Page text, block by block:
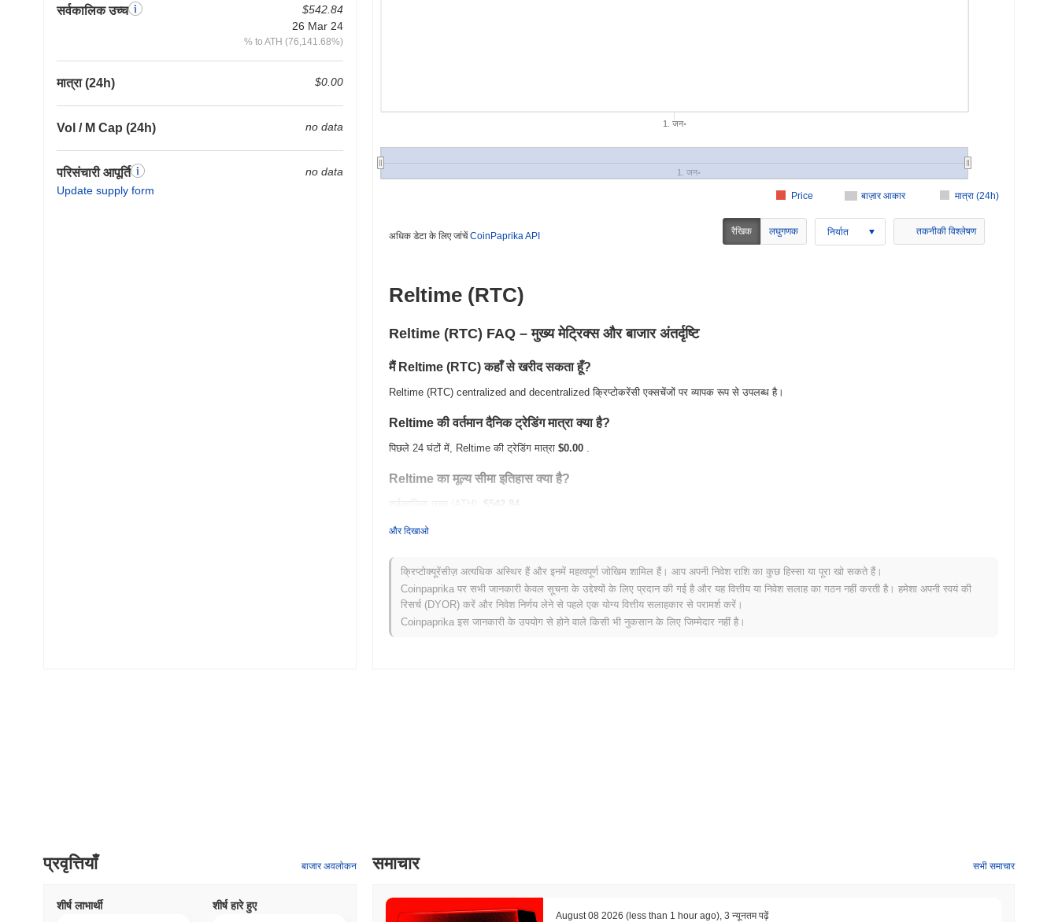
सर्वकालिक उच्च
$542.84
26 Mar 24
% to ATH (76,141.68%)
मात्रा (24h) $0.00
Vol / M Cap (24h) no data
परिसंचारी आपूर्ति
Update supply form
no data
बाज़ार आकार मात्रा (24h)
Price
1. जन॰
1. जन॰
अधिक डेटा के लिए जांचेंCoinPaprika API रैखिक लघुगणक निर्यात तकनीकी विश्लेषण
Reltime (RTC)
Reltime (RTC) FAQ – मुख्य मेट्रिक्स और बाजार अंतर्दृष्टि
मैं Reltime (RTC) कहाँ से खरीद सकता हूँ?
Reltime (RTC) centralized and decentralized क्रिप्टोकरेंसी एक्सचेंजों पर व्यापक रूप से उपलब्ध है।
Reltime की वर्तमान दैनिक ट्रेडिंग मात्रा क्या है?
पिछले 24 घंटों में, Reltime की ट्रेडिंग मात्रा $0.00 .
Reltime का मूल्य सीमा इतिहास क्या है?
सर्वकालिक उच्च (ATH):
$542.84
व्यापक क्रिप्टो बाजार की तुलना में Reltime कैसा प्रदर्शन कर रहा है?
पिछले 7 दिनों में, Reltime ने0.00%बढ़ा, समग्र क्रिप्टो बाजार जिसने0.07% की वृद्धि दर्ज की से कम प्रदर्शन किया। यह व्यापक बाजार गति के सापेक्ष RTC की मूल्य
कार्रवाई में अस्थायी पिछड़ापन का संकेत देता है।
और दिखाओ
क्रिप्टोक्यूरेंसीज़ अत्यधिक अस्थिर हैं और इनमें महत्वपूर्ण जोखिम शामिल हैं। आप अपनी निवेश राशि का कुछ हिस्सा या पूरा खो सकते हैं।
Coinpaprika पर सभी जानकारी केवल सूचना के उद्देश्यों के लिए प्रदान की गई है और यह वित्तीय या निवेश सलाह का गठन नहीं करती है। हमेशा अपनी स्वयं की
रिसर्च (DYOR) करें और निवेश निर्णय लेने से पहले एक योग्य वित्तीय सलाहकार से परामर्श करें।
Coinpaprika इस जानकारी के उपयोग से होने वाले किसी भी नुकसान के लिए जिम्मेदार नहीं है।
प्रवृत्तियाँ बाजार अवलोकन
शीर्ष लाभार्थी शीर्ष हारे हुए
समाचार सभी समाचार
August 08 2026 (less than 1 hour ago) 3 न्यूनतम पढ़ें